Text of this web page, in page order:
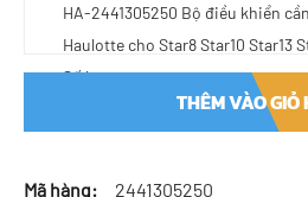
HA-2441305250 Bộ điều khiển
Haulotte cho Star8 Star10 Star13
Số lượng
THÊM VÀO GIỎ
Mã hàng: 2441305250